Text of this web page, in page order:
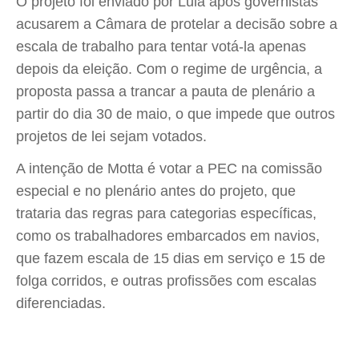
acusarem a Câmara de protelar a decisão sobre a
escala de trabalho para tentar votá-la apenas
depois da eleição. Com o regime de urgência, a
proposta passa a trancar a pauta de plenário a
partir do dia 30 de maio, o que impede que outros
projetos de lei sejam votados.
A intenção de Motta é votar a PEC na comissão
especial e no plenário antes do projeto, que
trataria das regras para categorias específicas,
como os trabalhadores embarcados em navios,
que fazem escala de 15 dias em serviço e 15 de
folga corridos, e outras profissões com escalas
diferenciadas.